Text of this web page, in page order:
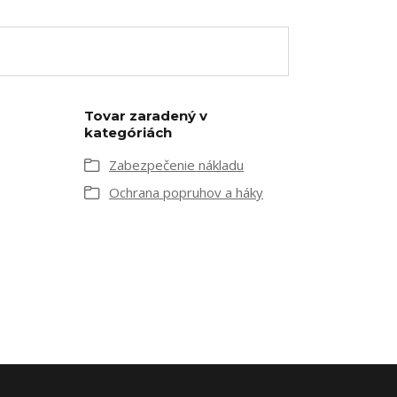
Tovar zaradený v
kategóriách
Zabezpečenie nákladu
Ochrana popruhov a háky